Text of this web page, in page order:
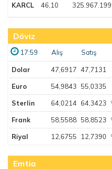
KARCL 46,10 325.967.199
Döviz
17:59 Alış Satış
Dolar 47,6917 47,7131
Euro 54,9843 55,0335
Sterlin 64,0214 64,3423
Frank 58,5588 58,8523
Riyal 12,6755 12,7390
Emtia